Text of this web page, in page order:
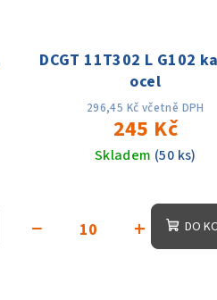
DCGT 11T302 L G102
ocel
296,45 Kč včetně DPH
245 Kč
Skladem (50 ks)
+
− DO